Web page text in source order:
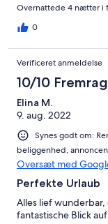
Overnattede 4 nætter i
0
Verificeret anmeldelse
10/10
Elina M.
9. aug. 2022
Synes godt om:
beliggenhed,
Oversæt med
Perfekte Urlaub
Alles lief
fantastische Blick